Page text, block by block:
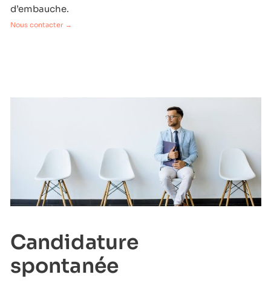
d’embauche.
Nous contacter →
Candidature
spontanée